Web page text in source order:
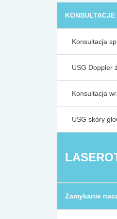
Konsultacja
USG Doppler
Konsultacja
USG skóry
Zamykanie